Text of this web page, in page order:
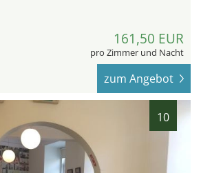
161,50 EUR
pro Zimmer und Nacht
zum Angebot
10